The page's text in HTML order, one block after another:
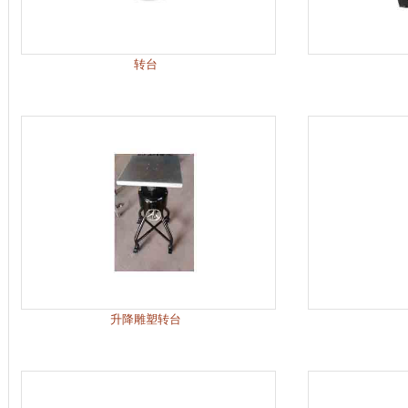
转台
升降雕塑转台